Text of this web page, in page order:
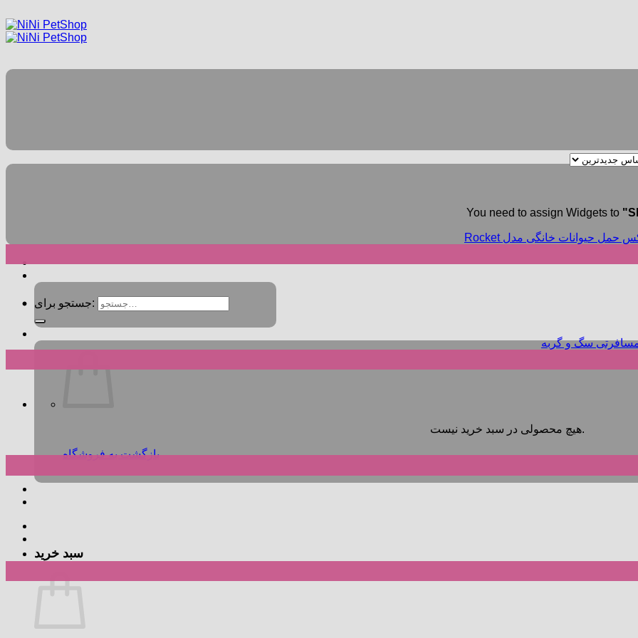
جستجو برای:
هیچ محصولی در سبد خرید نیست.
بازگشت به فروشگاه
سبد خرید
You need to assign Widgets to